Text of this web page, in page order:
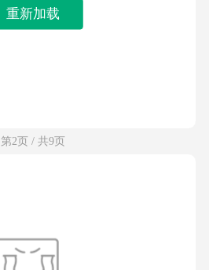
重新加载
第2页 / 共9页